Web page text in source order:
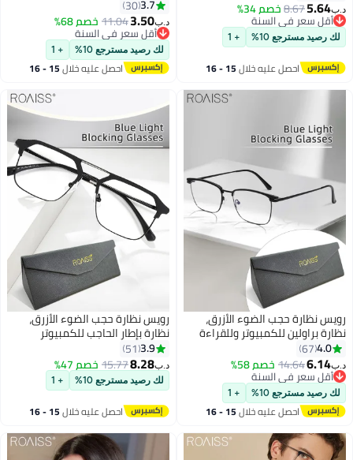
ونظارات كمبيوتر
متغيرة اللون مضادة
العين والصداع باللون الأسود
8.67خصم 34%
سعر في السنة
سعر في السنة
مسترجع 10% + 1
احصل عليه خلال 15 - 16
الأزرق، نظارات أفياتور متغيرة اللون
للرجال والنساء، بني شفاف، 52 مم
30
3.50
11.04 خصم 68%
أقل سعر في السنة
أقل سعر في السنة
لك رصيد مسترجع 10% + 1
احصل عليه خلال 15 - 16
حجب الضوء الأزرق،
للكمبيوتر وللقراءة
والتلفزيون والهواتف بفلتر
نظارات الموضة
لإجهاد العين والصداع
أسود، 54 مم
67
14.64خصم 58%
سعر في السنة
سعر في السنة
مسترجع 10% + 1
احصل عليه خلال 15 - 16
رويس نظارة حجب الضوء الأزرق،
نظارة بإطار الحاجب للكمبيوتر
وللقراءة والألعاب والتلفزيون
والهواتف بفلتر الضوء الأزرق،
نظارات الموضة المضادة لإجهاد
العين والصداع للنساء والرجال، أسود
51
8.28
15.77خصم 47%
لك رصيد مسترجع 10% + 1
احصل عليه خلال 15 - 16